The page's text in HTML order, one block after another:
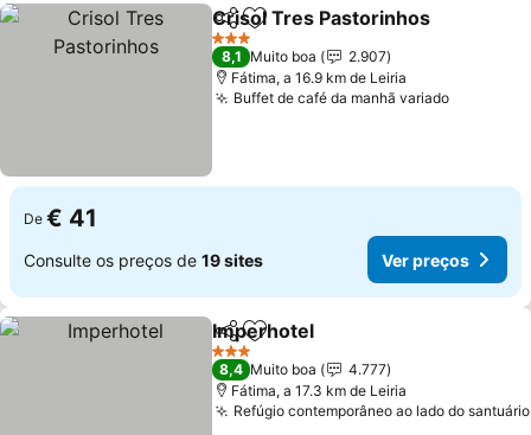
PartilharAdicionar aos favoritos
Crisol Tres Pastorinhos
3 Estrelas
8,1 Muito boa
2.907
Fátima, a 16.9 km de Leiria
Buffet de café da manhã variadoVer
De € 41
Consulte os preços de 19 sites Ver preços
PartilharAdicionar aos favoritos
Imperhotel
3 Estrelas
8,4 Muito boa
4.777
Fátima, a 17.3 km de Leiria
Refúgio contemporâneo ao lado do santuário